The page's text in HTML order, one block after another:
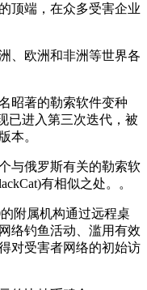
顶端，在众多受害企业
、欧洲和非洲等世界各
昭著的勒索软件变种
已进入第三次迭代，被
本。
与俄罗斯有关的勒索软
有相似之处。。
附属机构通过远程桌
络钓鱼活动、滥用有效
对受害者网络的初始访